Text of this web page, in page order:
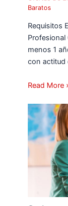
Baratos
Requisitos
Profesional
menos 1
con actitud
Read More